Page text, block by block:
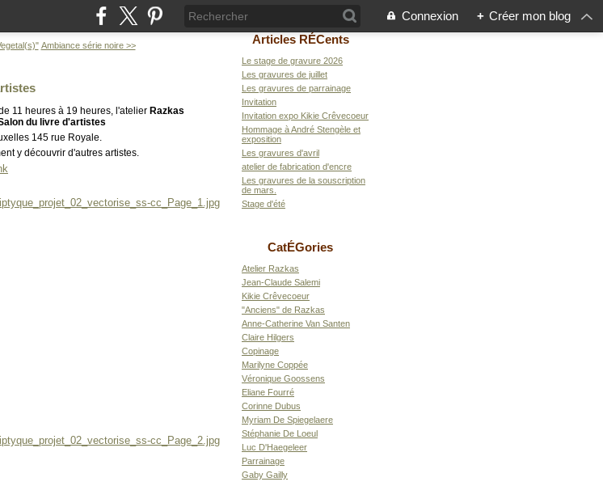
Connexion + Créer mon blog
Ambiance série noire >>
11 heures à 19 heures, l'atelier Razkas
du livre d'artistes
145 rue Royale.
y découvrir d'autres artistes.
Articles RÉCents
Le stage de gravure 2026
Les gravures de juillet
Les gravures de parrainage
Invitation
Invitation expo Kikie Crêvecoeur
Hommage à André Stengèle et
exposition
Les gravures d'avril
atelier de fabrication d'encre
Les gravures de la souscription
de mars.
Stage d'été
CatÉGories
Atelier Razkas
Jean-Claude Salemi
Kikie Crêvecoeur
"Anciens" de Razkas
Anne-Catherine Van Santen
Claire Hilgers
Copinage
Marilyne Coppée
Véronique Goossens
Eliane Fourré
Corinne Dubus
Myriam De Spiegelaere
Stéphanie De Loeul
Luc D'Haegeleer
Parrainage
Gaby Gailly